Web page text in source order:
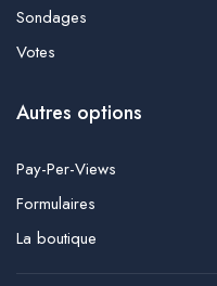
Sondages
Votes
Autres options
Pay-Per-Views
Formulaires
La boutique